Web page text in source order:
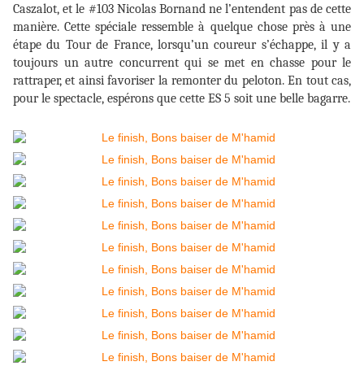
Caszalot, et le #103 Nicolas Bornand ne l’entendent pas de cette
manière. Cette spéciale ressemble à quelque chose près à une
étape du Tour de France, lorsqu’un coureur s’échappe, il y a
toujours un autre concurrent qui se met en chasse pour le
rattraper, et ainsi favoriser la remonter du peloton. En tout cas,
pour le spectacle, espérons que cette ES 5 soit une belle bagarre.